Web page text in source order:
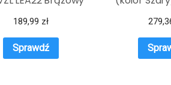
189,99 zł
Sprawdź